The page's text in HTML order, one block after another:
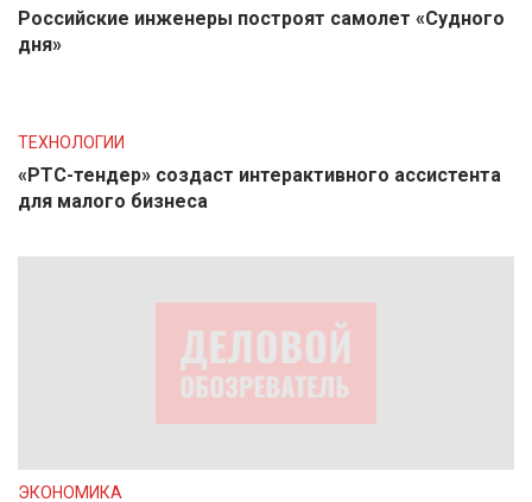
Российские инженеры построят самолет «Судного
дня»
ТЕХНОЛОГИИ
«РТС-тендер» создаст интерактивного ассистента
для малого бизнеса
ЭКОНОМИКА